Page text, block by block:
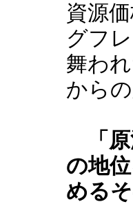
資源
グフ
舞わ
から
「原
の地
める